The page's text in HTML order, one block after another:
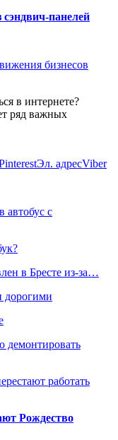
сэндвич-панелей
бизнесов
в интернете?
ряд важных
Эл. адресViber
автобус с
в Бресте из-за…
дорогими
демонтировать
работать
Рождество